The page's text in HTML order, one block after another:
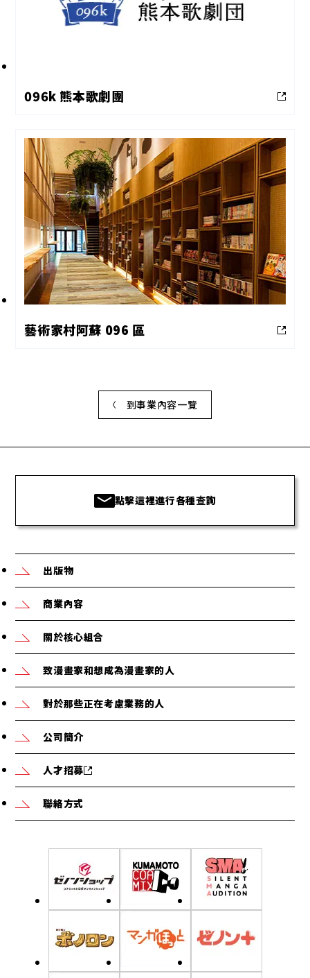
096k 熊本歌劇團
藝術家村阿蘇 096 區
到事業內容一覽
點擊這裡進行各種查詢
出版物
商業內容
關於核心組合
致漫畫家和想成為漫畫家的人
對於那些正在考慮業務的人
公司簡介
人才招募
聯絡方式